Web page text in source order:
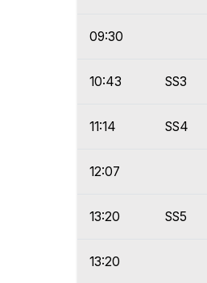
09:30
10:43 SS3
11:14 SS4
12:07
13:20 SS5
13:20